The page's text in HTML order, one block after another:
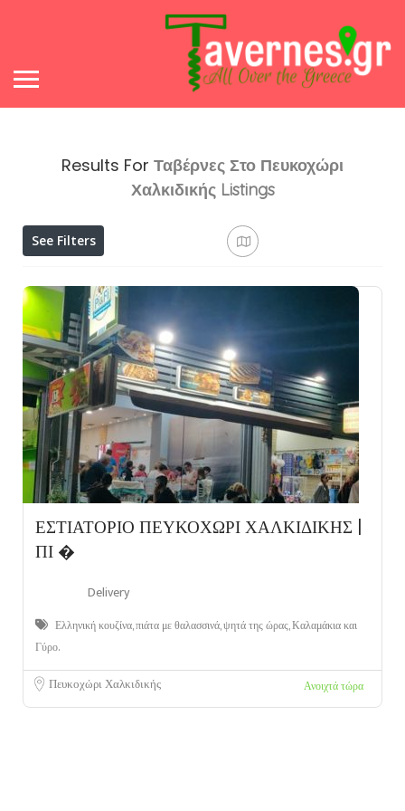
Results For Ταβέρνες Στο Πευκοχώρι
Χαλκιδικής Listings
See Filters
ΕΣΤΙΑΤΟΡΙΟ ΠΕΥΚΟΧΩΡΙ ΧΑΛΚΙΔΙΚΗΣ |
ΠΙ �
Delivery
Ελληνική κουζίνα, πιάτα με θαλασσινά, ψητά της ώρας, Καλαμάκια και
Γύρο.
Πευκοχώρι Χαλκιδικής Ανοιχτά τώρα